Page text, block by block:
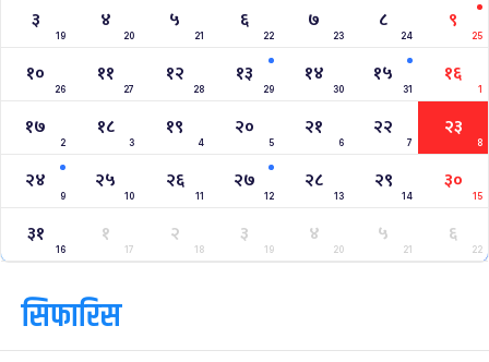
३
19
४
20
५
21
६
22
७
23
८
24
९
25
१०
26
११
27
१२
28
१३
29
१४
30
१५
31
१६
1
१७
2
१८
3
१९
4
२०
5
२१
6
२२
7
२३
8
२४
9
२५
10
२६
11
२७
12
२८
13
२९
14
३०
15
३१
16
१
17
२
18
३
19
४
20
५
21
६
22
सिफारिस